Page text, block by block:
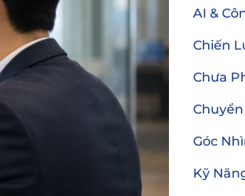
AI &
Chiến
Chưa
Góc
Kỹ